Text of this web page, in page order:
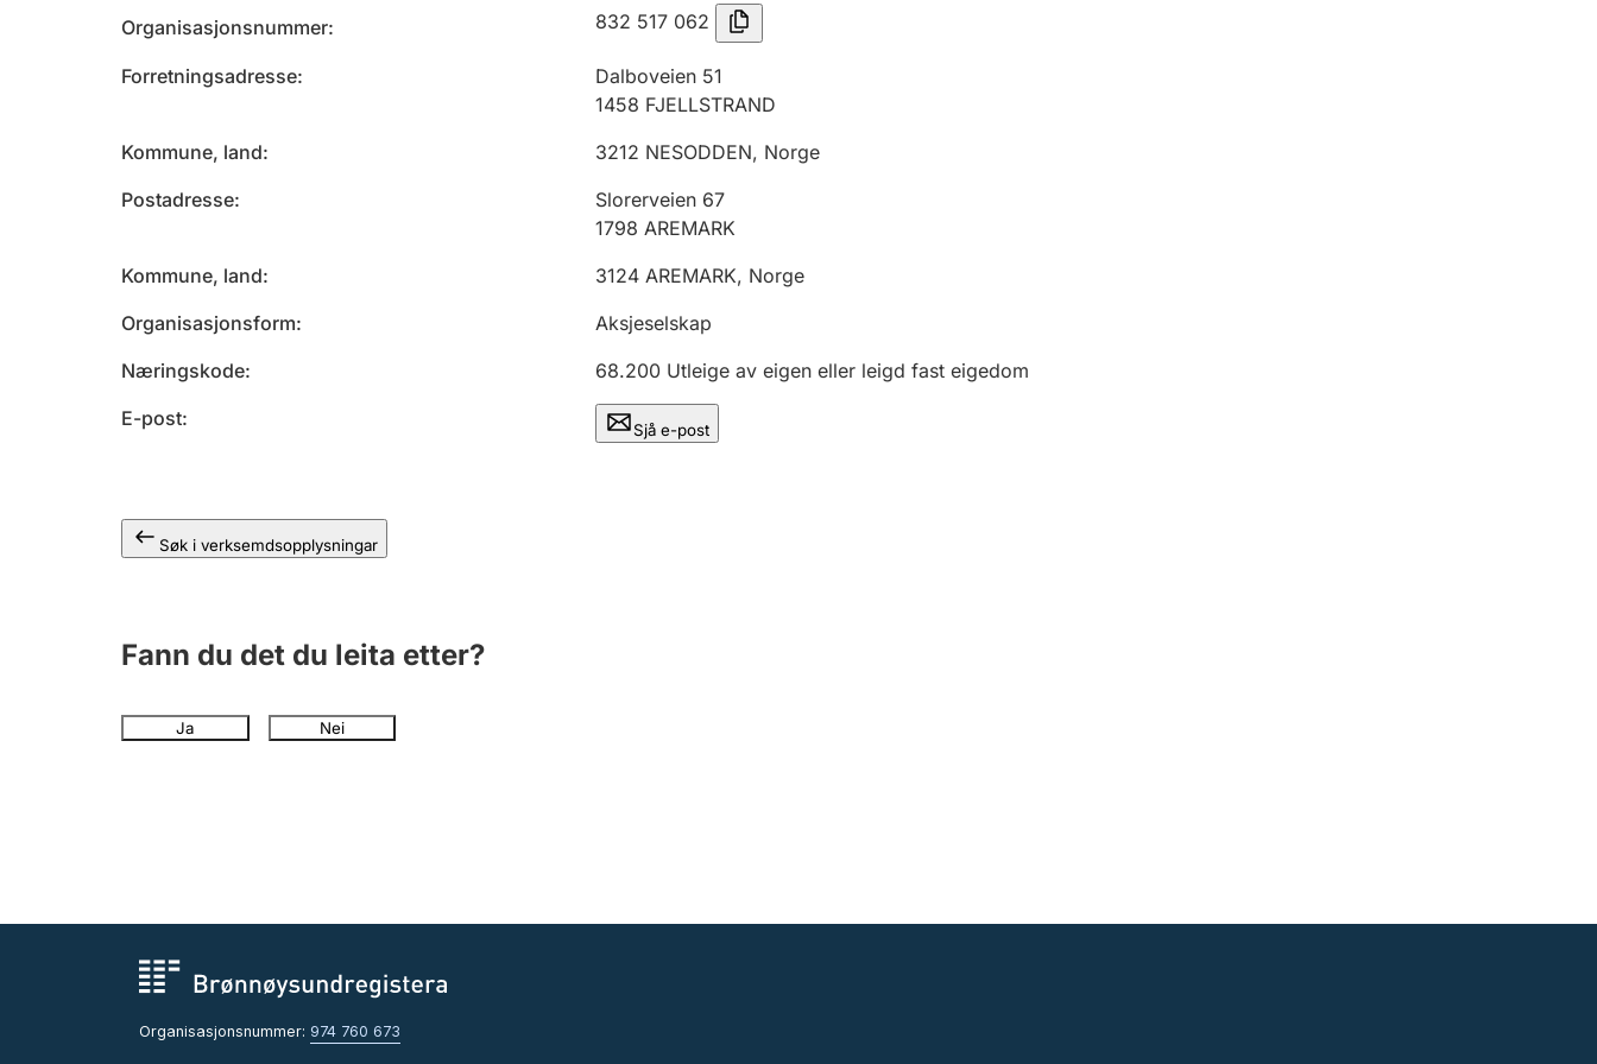
Organisasjonsnummer 832 517 062
Forretningsadresse
Dalboveien 51
1458 FJELLSTRAND
Kommune, land
3212 NESODDEN, Norge
Postadresse
Slorerveien 67
1798 AREMARK
Kommune, land
3124 AREMARK, Norge
Organisasjonsform
Aksjeselskap
Næringskode
68.200 Utleige av eigen eller leigd fast eigedom
E-post
Sjå e-post
Søk i verksemdsopplysningar
Fann du det du leita etter?
Ja Nei
Organisasjonsnummer: 974 760 673